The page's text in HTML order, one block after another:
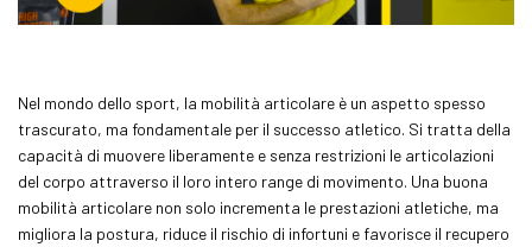
Nel mondo dello sport, la mobilità articolare è un aspetto spesso
trascurato, ma fondamentale per il successo atletico. Si tratta della
capacità di muovere liberamente e senza restrizioni le articolazioni
del corpo attraverso il loro intero range di movimento. Una buona
mobilità articolare non solo incrementa le prestazioni atletiche, ma
migliora la postura, riduce il rischio di infortuni e favorisce il recupero